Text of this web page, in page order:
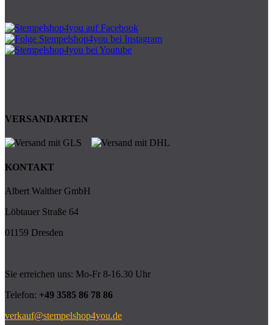
VERSANDARTEN
KONTAKT
Albert Walther GmbH
Löbtauer Straße 64
01159 Dresden
Sie erreichen uns: Mo-Fr 8-16.30 Uhr
Telefon: +49 3585 86 78 86
verkauf@stempelshop4you.de